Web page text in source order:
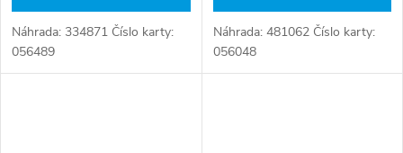
Náhrada: 334871 Číslo karty:
056489
Náhrada: 481062 Číslo karty:
056048